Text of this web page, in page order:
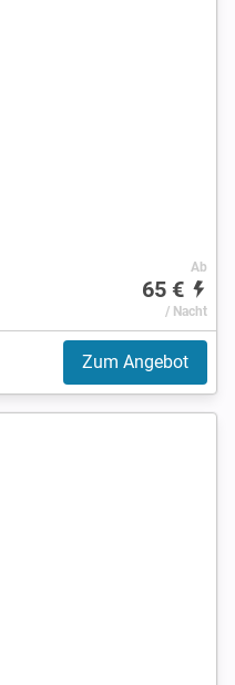
Ab
65 €
/ Nacht
Zum Angebot